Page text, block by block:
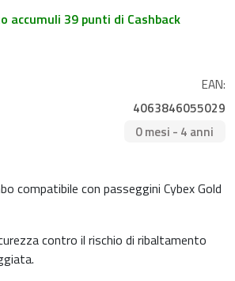
accumuli 39 punti di Cashback
EAN:
4063846055029
0 mesi - 4 anni
compatibile con passeggini Cybex Gold
contro il rischio di ribaltamento